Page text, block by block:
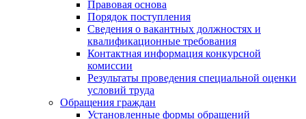
Правовая основа
Порядок поступления
Сведения о вакантных должностях и
квалификационные требования
Контактная информация конкурсной
комиссии
Результаты проведения специальной оценки
условий труда
Обращения граждан
Установленные формы обращений